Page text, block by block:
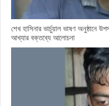
শেখ হাসিনার ভার্চুয়াল ভাষণ অনুষ্ঠানে
আখ্যার বক্তব্যে আলোচনা